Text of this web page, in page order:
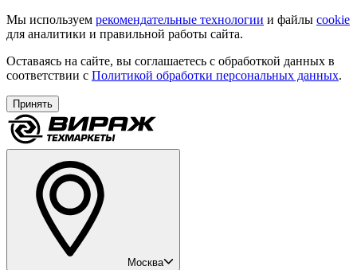
Мы используем рекомендательные технологии и файлы cookie
для аналитики и правильной работы сайта.
Оставаясь на сайте, вы соглашаетесь с обработкой данных в
соответствии с Политикой обработки персональных данных.
Принять
Москва